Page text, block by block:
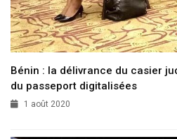
Bénin : la délivrance du casier
du passeport digitalisées
1 août 2020